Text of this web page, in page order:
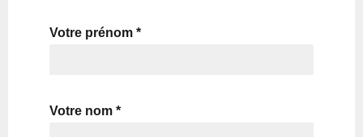
Votre prénom *
Votre nom *